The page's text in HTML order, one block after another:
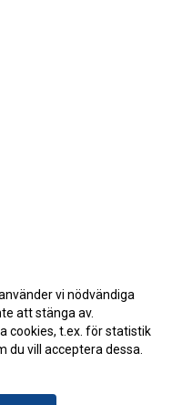
vi nödvändiga
att stänga av.
cookies, t.ex. för statistik
du vill acceptera dessa.